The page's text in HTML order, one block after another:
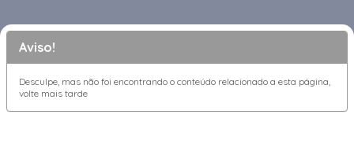
Aviso!
Desculpe, mas não foi encontrando o conteúdo relacionado a esta página,
volte mais tarde